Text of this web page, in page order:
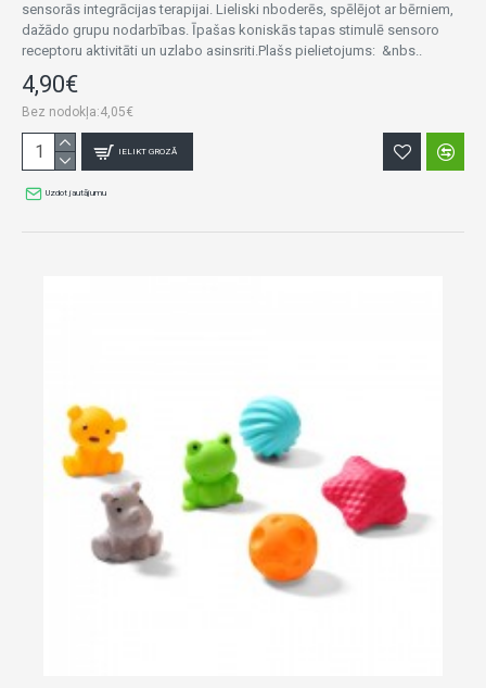
sensorās integrācijas terapijai. Lieliski nboderēs, spēlējot ar bērniem,
dažādo grupu nodarbības. Īpašas koniskās tapas stimulē sensoro
receptoru aktivitāti un uzlabo asinsriti.Plašs pielietojums: &nbs..
4,90€
Bez nodokļa:4,05€
IELIKT GROZĀ
Uzdot jautājumu